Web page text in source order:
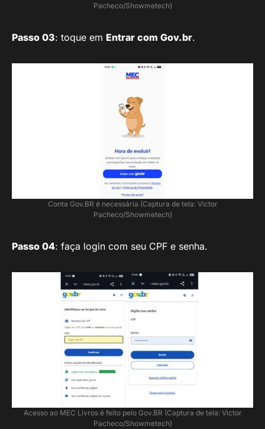
Pacheco/Showmetech)
Passo 03: toque em Entrar com Gov.br.
Conta Gov.BR é necessária (Captura de tela: Victor
Pacheco/Showmetech)
Passo 04: faça login com seu CPF e senha.
Acesso ao MEC Livros é feito pelo Gov.BR (Captura de tela: Victor
Pacheco/Showmetech)